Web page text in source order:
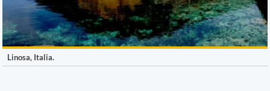
Linosa, Italia.